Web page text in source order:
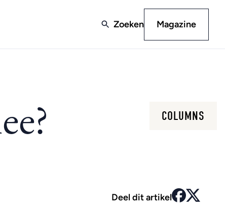
Zoeken Magazine
COLUMNS
Deel dit artikel